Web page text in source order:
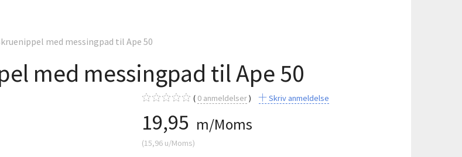
med messingpad til Ape 50
med messingpad til Ape 50
0anmeldelser Skriv anmeldelse
19,95 m/Moms
(15,96u/Moms)